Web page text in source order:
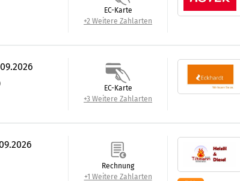
EC-Karte
+2 Weitere Zahlarten
EC-Karte
+3 Weitere Zahlarten
Rechnung
+1 Weitere Zahlarten